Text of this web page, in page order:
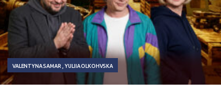
VALENTYNA SAMAR YULIIA OLKOHVSKA